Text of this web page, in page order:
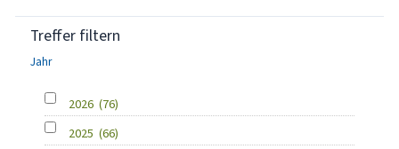
Treffer filtern
Jahr
2026 (76)
2025 (66)